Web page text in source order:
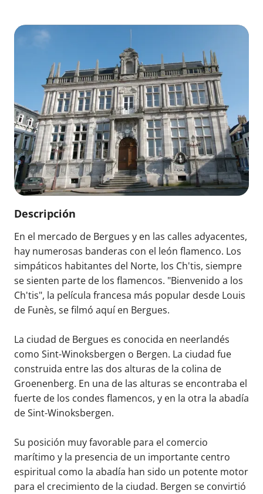
Descripción
En el mercado de Bergues y en las calles adyacentes,
hay numerosas banderas con el león flamenco. Los
simpáticos habitantes del Norte, los Ch'tis, siempre
se sienten parte de los flamencos. "Bienvenido a los
Ch'tis", la película francesa más popular desde Louis
de Funès, se filmó aquí en Bergues.
La ciudad de Bergues es conocida en neerlandés
como Sint-Winoksbergen o Bergen. La ciudad fue
construida entre las dos alturas de la colina de
Groenenberg. En una de las alturas se encontraba el
fuerte de los condes flamencos, y en la otra la abadía
de Sint-Winoksbergen.
Su posición muy favorable para el comercio
marítimo y la presencia de un importante centro
espiritual como la abadía han sido un potente motor
para el crecimiento de la ciudad. Bergen se convirtió